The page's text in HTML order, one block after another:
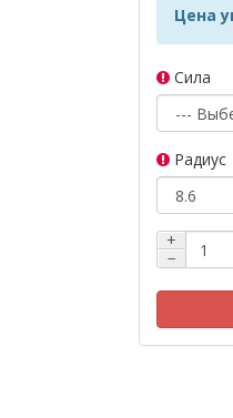
Цена
Сила
Радиус
+
−